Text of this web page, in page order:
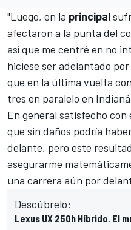
"Luego, en la principal
afectaron a la punta del
así que me centré en no
hiciese ser adelantado
que en la última vuelta
tres en paralelo en
En general satisfecho
que sin daños podría
delante, pero este
asegurarme
una carrera aún por
Descúbrelo:
Lexus UX 250h Híbrido. El